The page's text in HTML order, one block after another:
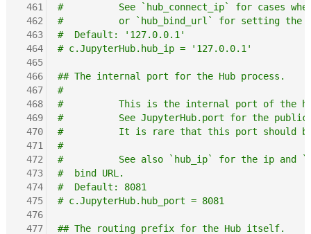
461
462
463
464
465
466
467
468
469
470
471
472
473
474
475
476
477
#          See `hub_connect_ip` for cases
#          or `hub_bind_url` for setting the
#  Default: '127.0.0.1'
# c.JupyterHub.hub_ip = '127.0.0.1'
## The internal port for the Hub process.
#
#          This is the internal port of the
#          See JupyterHub.port for the public
#          It is rare that this port should be
#
#          See also `hub_ip` for the ip and
#  bind URL.
#  Default: 8081
# c.JupyterHub.hub_port = 8081
## The routing prefix for the Hub itself.